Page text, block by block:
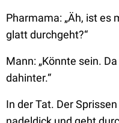
Pharmama: „Äh, ist es
glatt durchgeht?“
Mann: „Könnte sein.
dahinter.“
In der Tat. Der